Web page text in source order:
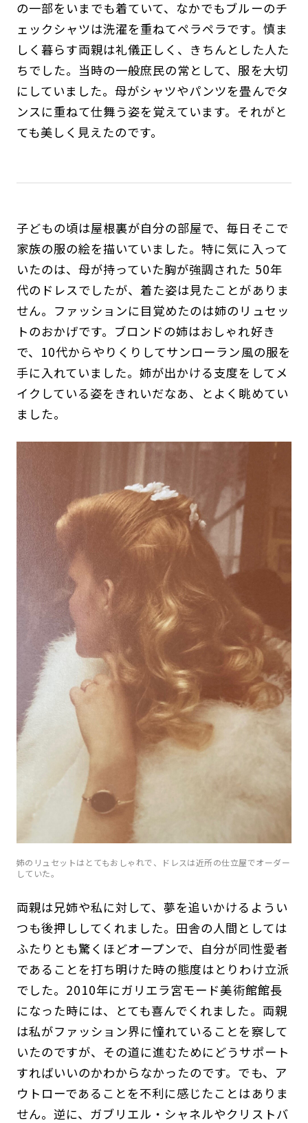
の一部をいまでも着ていて、なかでもブルーのチ
ェックシャツは洗濯を重ねてペラペラです。慎ま
しく暮らす両親は礼儀正しく、きちんとした人た
ちでした。当時の一般庶民の常として、服を大切
にしていました。母がシャツやパンツを畳んでタ
ンスに重ねて仕舞う姿を覚えています。それがと
ても美しく見えたのです。
子どもの頃は屋根裏が自分の部屋で、毎日そこで
家族の服の絵を描いていました。特に気に入って
いたのは、母が持っていた胸が強調された 50年
代のドレスでしたが、着た姿は見たことがありま
せん。ファッションに目覚めたのは姉のリュセッ
トのおかげです。ブロンドの姉はおしゃれ好き
で、10代からやりくりしてサンローラン風の服を
手に入れていました。姉が出かける支度をしてメ
イクしている姿をきれいだなあ、とよく眺めてい
ました。
姉のリュセットはとてもおしゃれで、ドレスは近所の仕立屋でオーダー
していた。
両親は兄姉や私に対して、夢を追いかけるようい
つも後押ししてくれました。田舎の人間としては
ふたりとも驚くほどオープンで、自分が同性愛者
であることを打ち明けた時の態度はとりわけ立派
でした。2010年にガリエラ宮モード美術館館長
になった時には、とても喜んでくれました。両親
は私がファッション界に憧れていることを察して
いたのですが、その道に進むためにどうサポート
すればいいのかわからなかったのです。でも、ア
ウトローであることを不利に感じたことはありま
せん。逆に、ガブリエル・シャネルやクリストバ